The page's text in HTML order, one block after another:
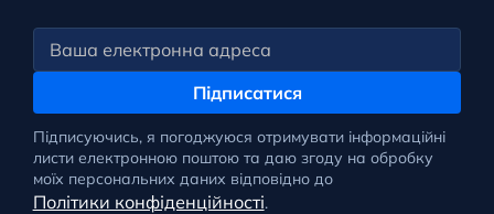
Підписатися
Підписуючись, я погоджуюся отримувати інформаційні
листи електронною поштою та даю згоду на обробку
моїх персональних даних відповідно до
Політики конфіденційності.